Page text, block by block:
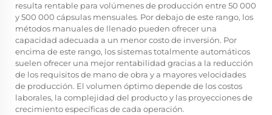
resulta rentable para volúmenes de producción entre 50 000
y 500 000 cápsulas mensuales. Por debajo de este rango, los
métodos manuales de llenado pueden ofrecer una
capacidad adecuada a un menor costo de inversión. Por
encima de este rango, los sistemas totalmente automáticos
suelen ofrecer una mejor rentabilidad gracias a la reducción
de los requisitos de mano de obra y a mayores velocidades
de producción. El volumen óptimo depende de los costos
laborales, la complejidad del producto y las proyecciones de
crecimiento específicas de cada operación.